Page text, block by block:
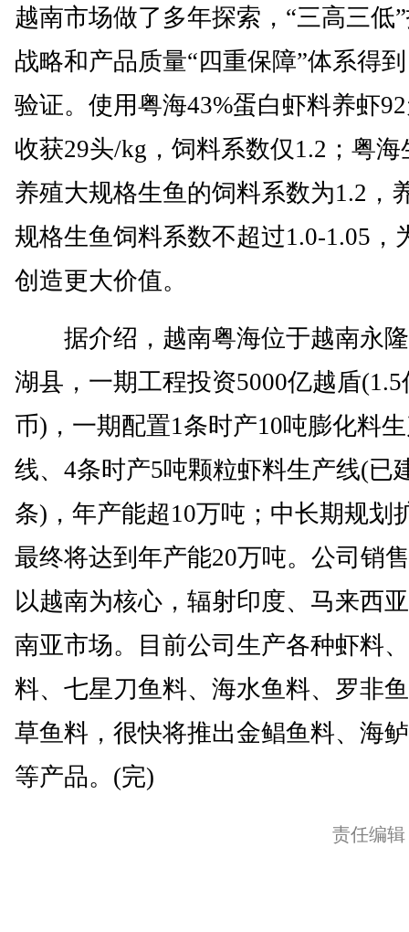
越南市场做了多年探索，“三高三低
战略和产品质量“四重保障”体系得
验证。使用粤海43%蛋白虾料养虾
收获29头/kg，饲料系数仅1.2；粤海
养殖大规格生鱼的饲料系数为1.2，
规格生鱼饲料系数不超过1.0-1.05，
创造更大价值。
据介绍，越南粤海位于越南永
湖县，一期工程投资5000亿越盾
币)，一期配置1条时产10吨膨化料
线、4条时产5吨颗粒虾料生产线(已
条)，年产能超10万吨；中长期规划
最终将达到年产能20万吨。公司销
以越南为核心，辐射印度、马来西
南亚市场。目前公司生产各种虾料
料、七星刀鱼料、海水鱼料、罗非
草鱼料，很快将推出金鲳鱼料、海
等产品。(完)
责任编